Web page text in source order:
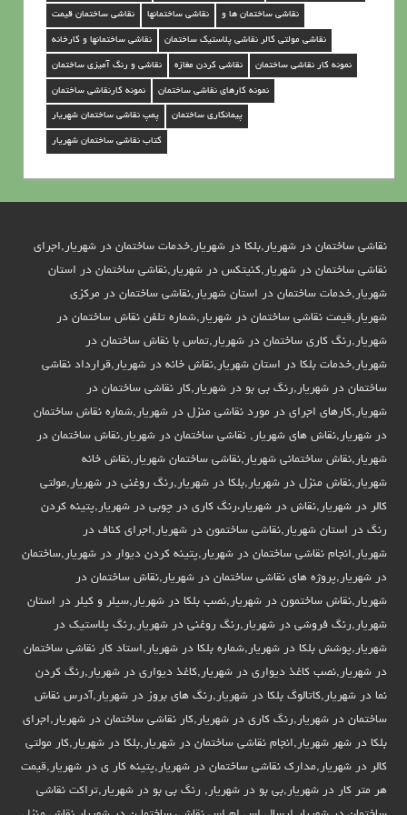
نقاشی ساختمان قیمت نقاشی ساختمانها نقاشی ساختمان ها و
نقاشی ساختمانها و کارخانه نقاشی مولتی کالر نقاشی پلاستیک ساختمان
نقاشی و رنگ آمیزی ساختمان نقاشی کردن مغازه نمونه کار نقاشی ساختمان
نمونه کارنقاشی ساختمان نمونه کارهای نقاشی ساختمان
پمپ نقاشی ساختمان شهریار پیمانکاری ساختمان
کتاب نقاشی ساختمان شهریار
نقاشی ساختمان در شهریار,بلکا در شهریار,خدمات ساختمان در شهریار,اجرای
نقاشی ساختمان در شهریار,کنیتکس در شهریار,نقاشی ساختمان در استان
شهریار,خدمات ساختمان در استان شهریار,نقاشی ساختمان در مرکزی
شهریار,قیمت نقاشی ساختمان در شهریار,شماره تلفن نقاش ساختمان در
شهریار,رنگ کاری ساختمان در شهریار,تماس با نقاش ساختمان در
شهریار,خدمات بلکا در استان شهریار,نقاش خانه در شهریار,قرارداد نقاشی
ساختمان در شهریار,رنگ بی بو در شهریار,کار نقاشی ساختمان در
شهریار,کارهای اجرای در مورد نقاشی منزل در شهریار,شماره نقاش ساختمان
در شهریار,نقاش های شهریار, نقاشی ساختمان در شهریار,نقاش ساختمان در
شهریار,نقاش ساختمانی شهریار,نقاشی ساختمان شهریار,نقاش خانه
شهریار,نقاش منزل در شهریار,بلکا در شهریار,رنگ روغنی در شهریار,مولتی
کالر در شهریار,نقاش در شهریار،رنگ کاری در چوبی در شهریار,پتینه کردن
رنگ در استان شهریار,نقاشی ساختمون در شهریار,اجرای کناف در
شهریار,انجام نقاشی ساختمان در شهریار,پتینه کردن دیوار در شهریار,ساختمان
در شهریار,پروژه های نقاشی ساختمان در شهریار,نقاش ساختمان در
شهریار,نقاش ساختمون در شهریار,نصب بلکا در شهریار,سیلر و کیلر در استان
شهریار,رنگ فروشی در شهریار,رنگ روغنی در شهریار,رنگ پلاستیک در
شهریار,پوشش بلکا در شهریار,شماره بلکا در شهریار,استاد کار نقاشی ساختمان
در شهریار,نصب کاغذ دیواری در شهریار,کاغذ دیواری در شهریار,رنگ کردن
نما در شهریار,کاتالوگ بلکا در شهریار,رنگ های بروز در شهریار,آدرس نقاش
ساختمان در شهریار,رنگ کاری در شهریار,کار نقاشی ساختمان در شهریار,اجرای
بلکا در شهر شهریار,انجام نقاشی ساختمان در شهریار,بلکا در شهریار,کار مولتی
کالر در شهریار,مدارک نقاشی ساختمان در شهریار,پتینه کار ی در شهریار,قیمت
هر متر کار در شهریار,بی بو در شهریار, رنگ بی بو در شهریار,تراکت نقاشی